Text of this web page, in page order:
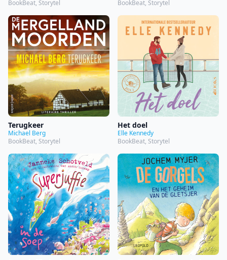
BookBeat, Storytel BookBeat, Storytel
Terugkeer
Michael Berg
BookBeat, Storytel
Het doel
Elle Kennedy
BookBeat, Storytel